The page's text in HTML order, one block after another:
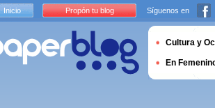
Inicio Propón tu blog Síguenos en
Cultura y
En